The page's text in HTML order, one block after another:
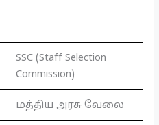
SSC (Staff Selection
Commission)
மத்திய அரசு வேலை